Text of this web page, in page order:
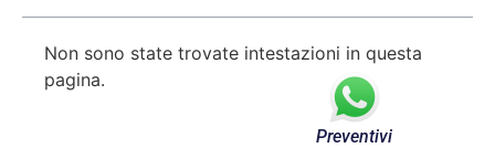
Non sono state trovate intestazioni in questa
pagina.
Preventivi